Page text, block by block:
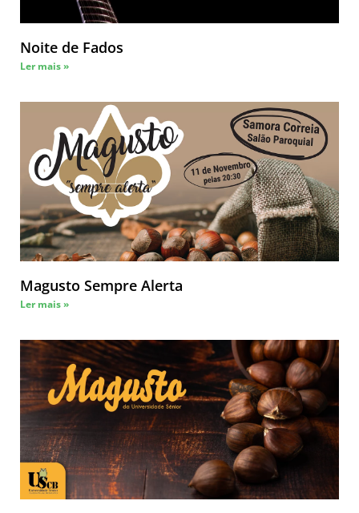
Noite de Fados
Ler mais »
Magusto Sempre Alerta
Ler mais »